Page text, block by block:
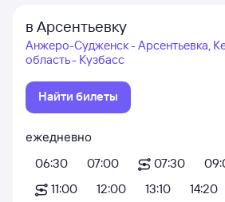
в Арсентьевку
Анжеро-Судженск - Арсентьевка,
область - Кузбасс
Найти билеты
ежедневно
06:30
07:00 07:30
11:00
12:00 13:10 14:20